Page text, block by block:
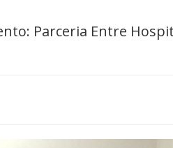
Parceria Entre